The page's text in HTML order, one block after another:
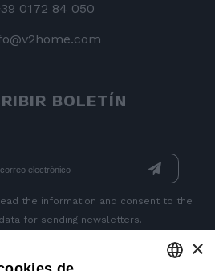
0172 84 050
BOLETÍN
the information and consent to the
for sending newsletters.
×